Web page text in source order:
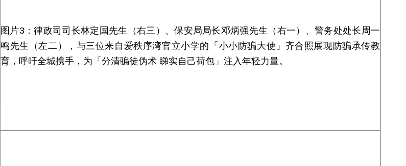
图片3：律政司司长林定国先生（右三）、保安局局长邓炳强先生（右一）、警务处处长周一
鸣先生（左二），与三位来自爱秩序湾官立小学的「小小防骗大使」齐合照展现防骗承传教
育，呼吁全城携手，为「分清骗徒伪术 睇实自己荷包」注入年轻力量。